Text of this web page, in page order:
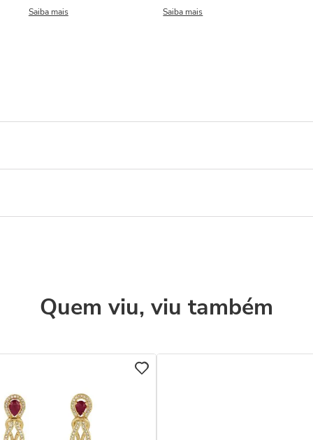
Saiba mais Saiba mais
Quem viu, viu também